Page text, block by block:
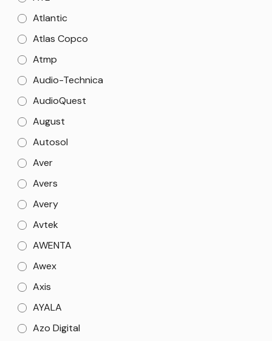
Atlantic
Atlas Copco
Atmp
Audio-Technica
AudioQuest
August
Autosol
Aver
Avers
Avery
Avtek
AWENTA
Awex
Axis
AYALA
Azo Digital